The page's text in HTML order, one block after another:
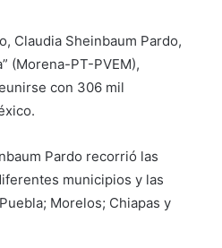
Claudia Sheinbaum Pardo,
(Morena-PT-PVEM),
con 306 mil
Pardo recorrió las
municipios y las
Morelos; Chiapas y